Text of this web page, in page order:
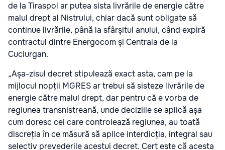
de la Tiraspol ar putea sista livrările de energie către
malul drept al Nistrului, chiar dacă sunt obligate să
continue livrările, până la sfârșitul anului, când expiră
contractul dintre Energocom și Centrala de la
Cuciurgan.
„Așa-zisul decret stipulează exact asta, cam pe la
mijlocul nopții MGRES ar trebui să sisteze livrările de
energie către malul drept, dar pentru că e vorba de
regiunea transnistreană, unde deciziile se aplică așa
cum doresc cei care controlează regiunea, au toată
discreția în ce măsură să aplice interdicția, integral sau
selectiv prevederile acestui decret. Cert este că acesta